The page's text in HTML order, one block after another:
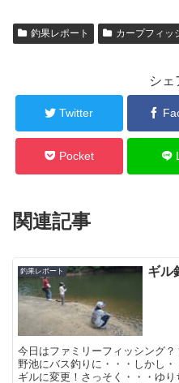
釣果レポート カープフィッ
シェ
Twitter
Pocket
関連記事
釣果レポート ギル
今日はファミリーフィッシング
野池にバス釣りに・・・しかし
ギルに変更！さっそく・・・ゆ